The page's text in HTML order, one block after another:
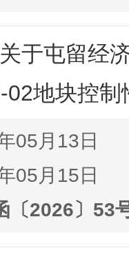
于屯留经
地块控制
05月13日
05月15日
〔2026〕53